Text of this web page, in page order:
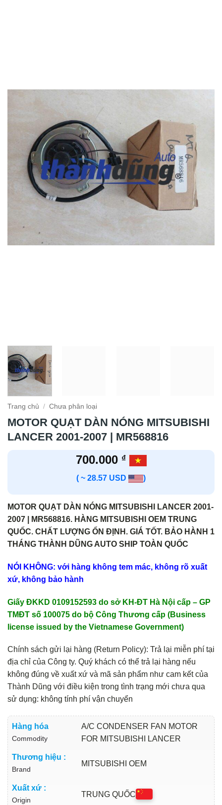
Trang chủ / Chưa phân loại
MOTOR QUẠT DÀN NÓNG MITSUBISHI
LANCER 2001-2007 | MR568816
700.000 ₫
( ~ 28.57 USD )
MOTOR QUẠT DÀN NÓNG MITSUBISHI LANCER 2001-
2007 | MR568816. HÀNG MITSUBISHI OEM TRUNG
QUỐC. CHẤT LƯỢNG ỔN ĐỊNH. GIÁ TỐT. BẢO HÀNH 1
THÁNG THÀNH DŨNG AUTO SHIP TOÀN QUỐC
NÓI KHÔNG: với hàng không tem mác, không rõ xuất
xứ, không bảo hành
Giấy ĐKKD 0109152593 do sở KH-ĐT Hà Nội cấp – GP
TMĐT số 100075 do bộ Công Thương cấp (Business
license issued by the Vietnamese Government)
Chính sách gửi lại hàng (Return Policy): Trả lại miễn phí tại
địa chỉ của Công ty. Quý khách có thể trả lại hàng nếu
không đúng về xuất xứ và mã sản phẩm như cam kết của
Thành Dũng với điều kiện trong tình trạng mới chưa qua
sử dụng: không tính phí vận chuyển
Hàng hóa
Commodity
A/C CONDENSER FAN MOTOR
FOR MITSUBISHI LANCER
Thương hiệu :
Brand
MITSUBISHI OEM
Xuất xứ :
Origin
TRUNG QUỐC